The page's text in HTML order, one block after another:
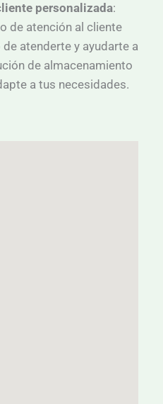
personalizada:
de atención al cliente
atenderte y ayudarte a
de almacenamiento
a tus necesidades.